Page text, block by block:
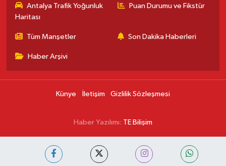
Antalya Trafik Yoğunluk
Haritası
Puan Durumu ve Fikstür
Tüm Manşetler Son Dakika Haberleri
Haber Arşivi
Künye İletişim Gizlilik Sözleşmesi
Haber Yazılımı: TE Bilişim